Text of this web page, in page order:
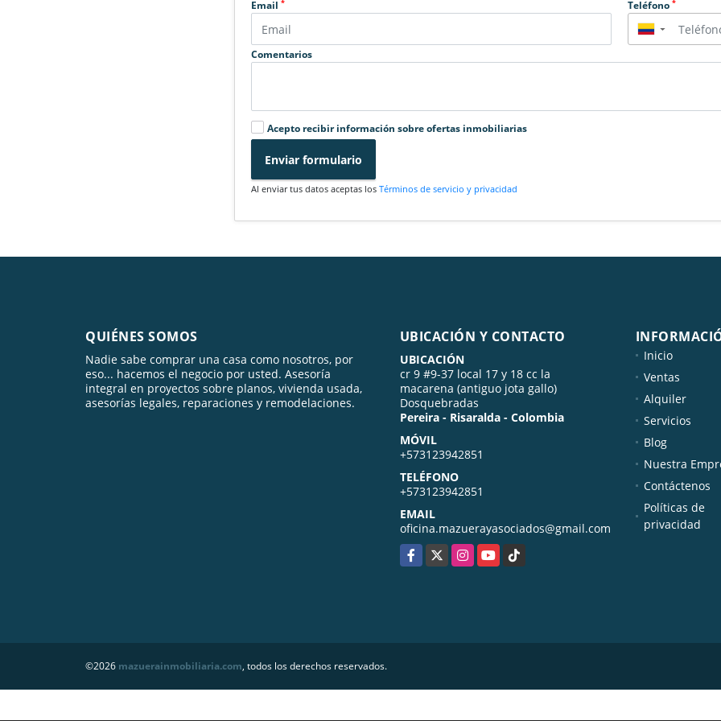
Email* Teléfono *
▼
Comentarios
Acepto recibir información sobre ofertas inmobiliarias
Enviar formulario
Al enviar tus datos aceptas losTérminos de servicio y privacidad
QUIÉNES SOMOS
Nadie sabe comprar una casa como nosotros, por
eso... hacemos el negocio por usted. Asesoría
integral en proyectos sobre planos, vivienda usada,
asesorías legales, reparaciones y remodelaciones.
UBICACIÓN Y CONTACTO
UBICACIÓN
cr 9 #9-37 local 17 y 18 cc la
macarena (antiguo jota gallo)
Dosquebradas
Pereira - Risaralda - Colombia
MÓVIL
+573123942851
TELÉFONO
+573123942851
EMAIL
oficina.mazuerayasociados@gmail.com
Facebook
X InstagramYouTubeTikTok
Inicio
Ventas
Alquiler
Servicios
Blog
Nuestra
Contáctenos
Políticas de
privacidad
©2026 mazuerainmobiliaria.com, todos los derechos reservados.